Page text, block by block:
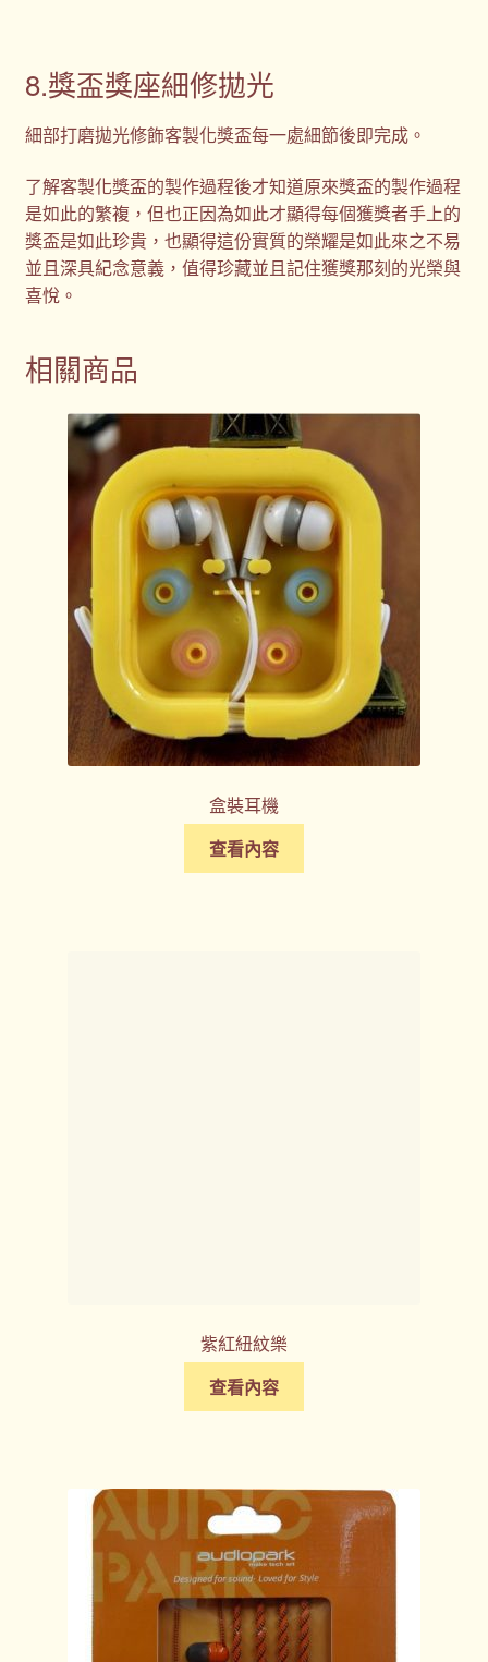
8.獎盃獎座細修拋光
細部打磨拋光修飾客製化獎盃每一處細節後即完成。
了解客製化獎盃的製作過程後才知道原來獎盃的製作過程
是如此的繁複，但也正因為如此才顯得每個獲獎者手上的
獎盃是如此珍貴，也顯得這份實質的榮耀是如此來之不易
並且深具紀念意義，值得珍藏並且記住獲獎那刻的光榮與
喜悅。
相關商品
盒裝耳機
查看內容
紫紅紐紋樂
查看內容